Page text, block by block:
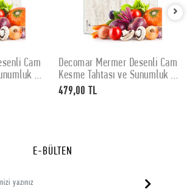
Cam
30
SEPETE EKLE
Decomar Mermer Desenli Cam
Kesme Tahtası ve Sunumluk 25
x 35 cm
479,00 TL
E-BÜLTEN